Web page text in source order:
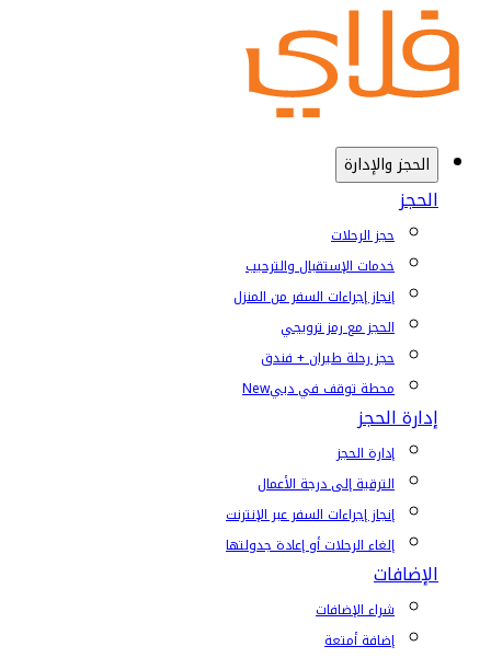
الحجز والإدارة
الحجز
حجز الرحلات
خدمات الإستقبال والترحيب
إنجاز إجراءات السفر من المنزل
الحجز مع رمز ترويجي
حجز رحلة طيران + فندق
محطة توقف في دبيNew
إدارة الحجز
إدارة الحجز
الترقية إلى درجة الأعمال
إنجاز إجراءات السفر عبر الإنترنت
إلغاء الرحلات أو إعادة جدولتها
الإضافات
شراء الإضافات
إضافة أمتعة